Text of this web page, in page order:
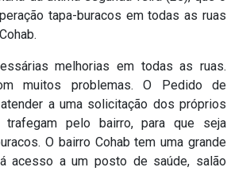
tapa-buracos em todas as ruas
melhorias em todas as ruas.
muitos problemas. O Pedido de
a uma solicitação dos próprios
pelo bairro, para que seja
O bairro Cohab tem uma grande
acesso a um posto de saúde, salão